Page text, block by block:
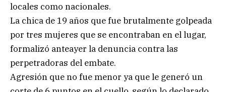
locales como nacionales.
La chica de 19 años que fue brutalmente golpeada
por tres mujeres que se encontraban en el lugar,
formalizó anteayer la denuncia contra las
perpetradoras del embate.
Agresión que no fue menor ya que le generó un